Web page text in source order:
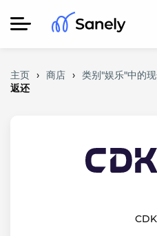
主页 › 商店 › 类别"娱乐"中的
返还